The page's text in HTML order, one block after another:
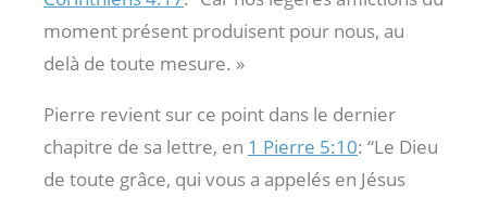
moment présent produisent pour nous, au
delà de toute mesure. »
Pierre revient sur ce point dans le dernier
chapitre de sa lettre, en 1 Pierre 5:10: “Le Dieu
de toute grâce, qui vous a appelés en Jésus